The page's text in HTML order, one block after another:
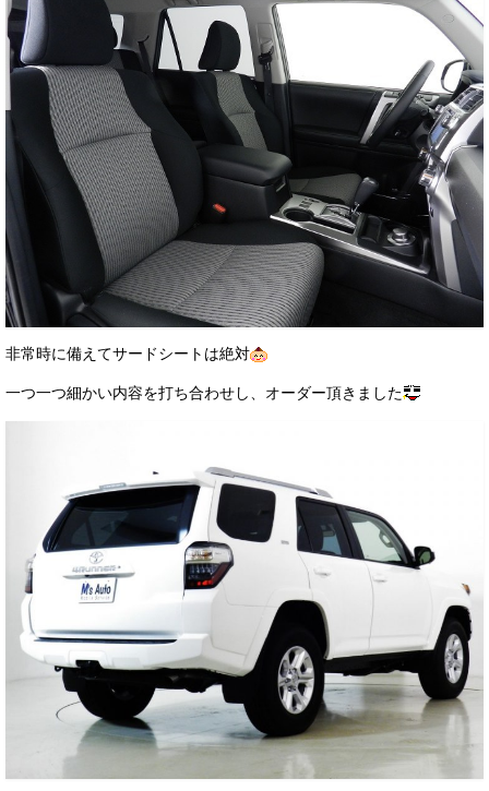
非常時に備えてサードシートは絶対
一つ一つ細かい内容を打ち合わせし、オーダー頂きました